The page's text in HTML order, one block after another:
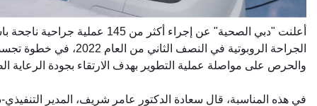
أعلنت "دبي الصحية" عن إجراء
الجراحة الروبوتية في
والحرص على مواصلة عملية التطوير بهدف الارتقاء بجودة الرعاية
في هذه المناسبة، قال سعادة الدكتور عامر شريف، المدير